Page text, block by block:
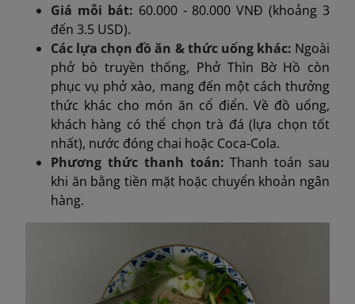
Giá mỗi bát: 60.000 - 80.000 VNĐ (khoảng 3
đến 3.5 USD).
Các lựa chọn đồ ăn & thức uống khác: Ngoài
phở bò truyền thống, Phở Thìn Bờ Hồ còn
phục vụ phở xào, mang đến một cách thưởng
thức khác cho món ăn cổ điển. Về đồ uống,
khách hàng có thể chọn trà đá (lựa chọn tốt
nhất), nước đóng chai hoặc Coca-Cola.
Phương thức thanh toán: Thanh toán sau
khi ăn bằng tiền mặt hoặc chuyển khoản ngân
hàng.